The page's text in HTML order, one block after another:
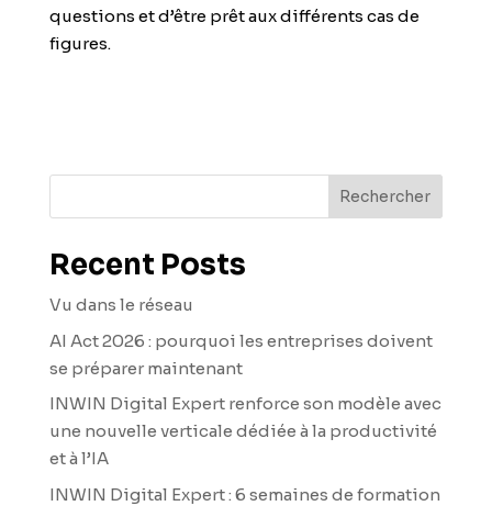
questions et d’être prêt aux différents cas de
figures.
Rechercher
Recent Posts
Vu dans le réseau
AI Act 2026 : pourquoi les entreprises doivent
se préparer maintenant
INWIN Digital Expert renforce son modèle avec
une nouvelle verticale dédiée à la productivité
et à l’IA
INWIN Digital Expert : 6 semaines de formation